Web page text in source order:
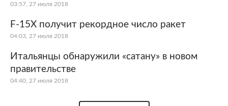
03:57, 27 июля 2018
F-15X получит рекордное число ракет
04:03, 27 июля 2018
Итальянцы обнаружили «сатану» в новом
правительстве
04:40, 27 июля 2018